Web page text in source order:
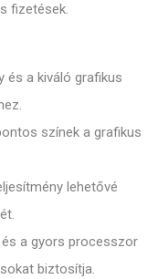
fizetések.
és a kiváló grafikus
színek a grafikus
lehetővé
a gyors processzor
biztosítja.